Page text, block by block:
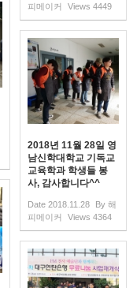
피메이커
Views 4449
2018년 11월 28일 영
남신학대학교 기독교
교육학과 학생들 봉
사, 감사합니다^^
Date 2018.11.28 By 해
피메이커
Views 4364